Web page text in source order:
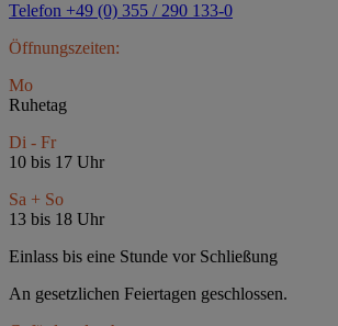
Telefon +49 (0) 355 / 290 133-0
Öffnungszeiten:
Mo
Ruhetag
Di - Fr
10 bis 17 Uhr
Sa + So
13 bis 18 Uhr
Einlass bis eine Stunde vor Schließung
An gesetzlichen Feiertagen geschlossen.